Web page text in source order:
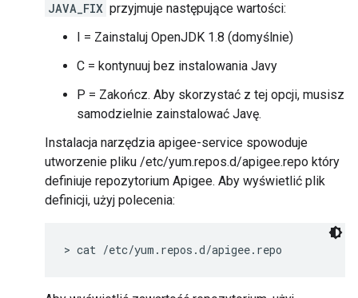
JAVA_FIX przyjmuje następujące wartości:
I = Zainstaluj OpenJDK 1.8 (domyślnie)
C = kontynuuj bez instalowania Javy
P = Zakończ. Aby skorzystać z tej opcji, musisz
samodzielnie zainstalować Javę.
Instalacja narzędzia apigee-service spowoduje
utworzenie pliku /etc/yum.repos.d/apigee.repo który
definiuje repozytorium Apigee. Aby wyświetlić plik
definicji, użyj polecenia:
> cat /etc/yum.repos.d/apigee.repo